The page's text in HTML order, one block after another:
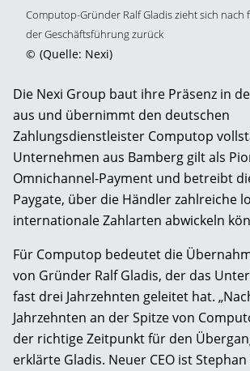
Computop-Gründer Ralf Gladis zieht sich nach
der Geschäftsführung zurück
© (Quelle: Nexi)
Die Nexi Group baut ihre Präsenz in
aus und übernimmt den deutschen
Zahlungsdienstleister Computop
Unternehmen aus Bamberg gilt als
Omnichannel-Payment und betreibt
Paygate, über die Händler zahlreiche
internationale Zahlarten abwickeln
Für Computop bedeutet die
von Gründer Ralf Gladis, der das
fast drei Jahrzehnten geleitet hat.
Jahrzehnten an der Spitze von
der richtige Zeitpunkt für den
erklärte Gladis. Neuer CEO ist